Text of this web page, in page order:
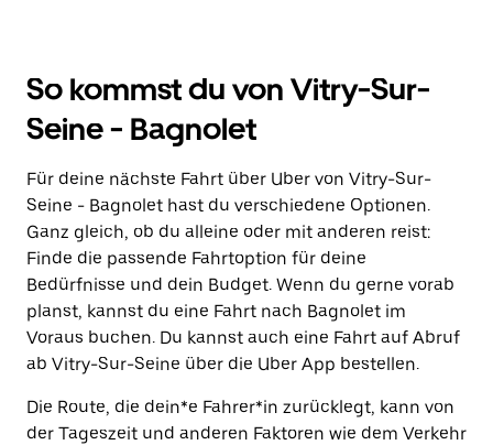
So kommst du von Vitry-Sur-
Seine - Bagnolet
Für deine nächste Fahrt über Uber von Vitry-Sur-
Seine - Bagnolet hast du verschiedene Optionen.
Ganz gleich, ob du alleine oder mit anderen reist:
Finde die passende Fahrtoption für deine
Bedürfnisse und dein Budget. Wenn du gerne vorab
planst, kannst du eine Fahrt nach Bagnolet im
Voraus buchen. Du kannst auch eine Fahrt auf Abruf
ab Vitry-Sur-Seine über die Uber App bestellen.
Die Route, die dein*e Fahrer*in zurücklegt, kann von
der Tageszeit und anderen Faktoren wie dem Verkehr